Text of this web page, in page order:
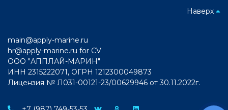
Наверх
main@apply-marine.ru
hr@apply-marine.ru for CV
ООО "АППЛАЙ-МАРИН"
ИНН 2315222071, ОГРН 1212300049873
Лицензия № Л031-00121-23/00629946 от 30.11.2022г.